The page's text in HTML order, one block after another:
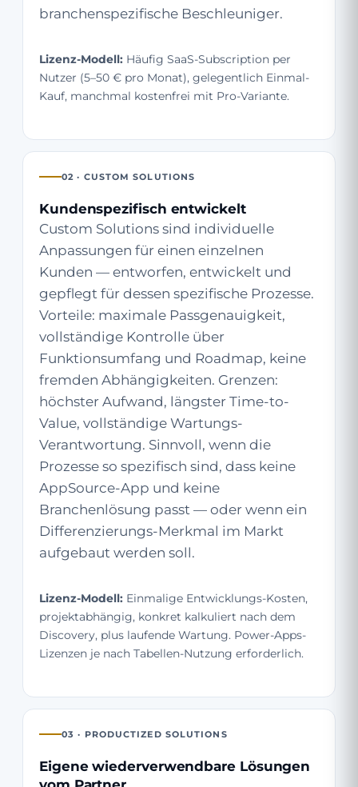
branchenspezifische Beschleuniger.
Lizenz-Modell: Häufig SaaS-Subscription per
Nutzer (5–50 € pro Monat), gelegentlich Einmal-
Kauf, manchmal kostenfrei mit Pro-Variante.
02 · CUSTOM SOLUTIONS
Kundenspezifisch entwickelt
Custom Solutions sind individuelle
Anpassungen für einen einzelnen
Kunden — entworfen, entwickelt und
gepflegt für dessen spezifische Prozesse.
Vorteile: maximale Passgenauigkeit,
vollständige Kontrolle über
Funktionsumfang und Roadmap, keine
fremden Abhängigkeiten. Grenzen:
höchster Aufwand, längster Time-to-
Value, vollständige Wartungs-
Verantwortung. Sinnvoll, wenn die
Prozesse so spezifisch sind, dass keine
AppSource-App und keine
Branchenlösung passt — oder wenn ein
Differenzierungs-Merkmal im Markt
aufgebaut werden soll.
Lizenz-Modell: Einmalige Entwicklungs-Kosten,
projektabhängig, konkret kalkuliert nach dem
Discovery, plus laufende Wartung. Power-Apps-
Lizenzen je nach Tabellen-Nutzung erforderlich.
03 · PRODUCTIZED SOLUTIONS
Eigene wiederverwendbare Lösungen